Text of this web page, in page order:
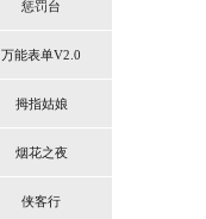
惩罚台
万能表单V2.0
拇指姑娘
烟花之夜
侠客行